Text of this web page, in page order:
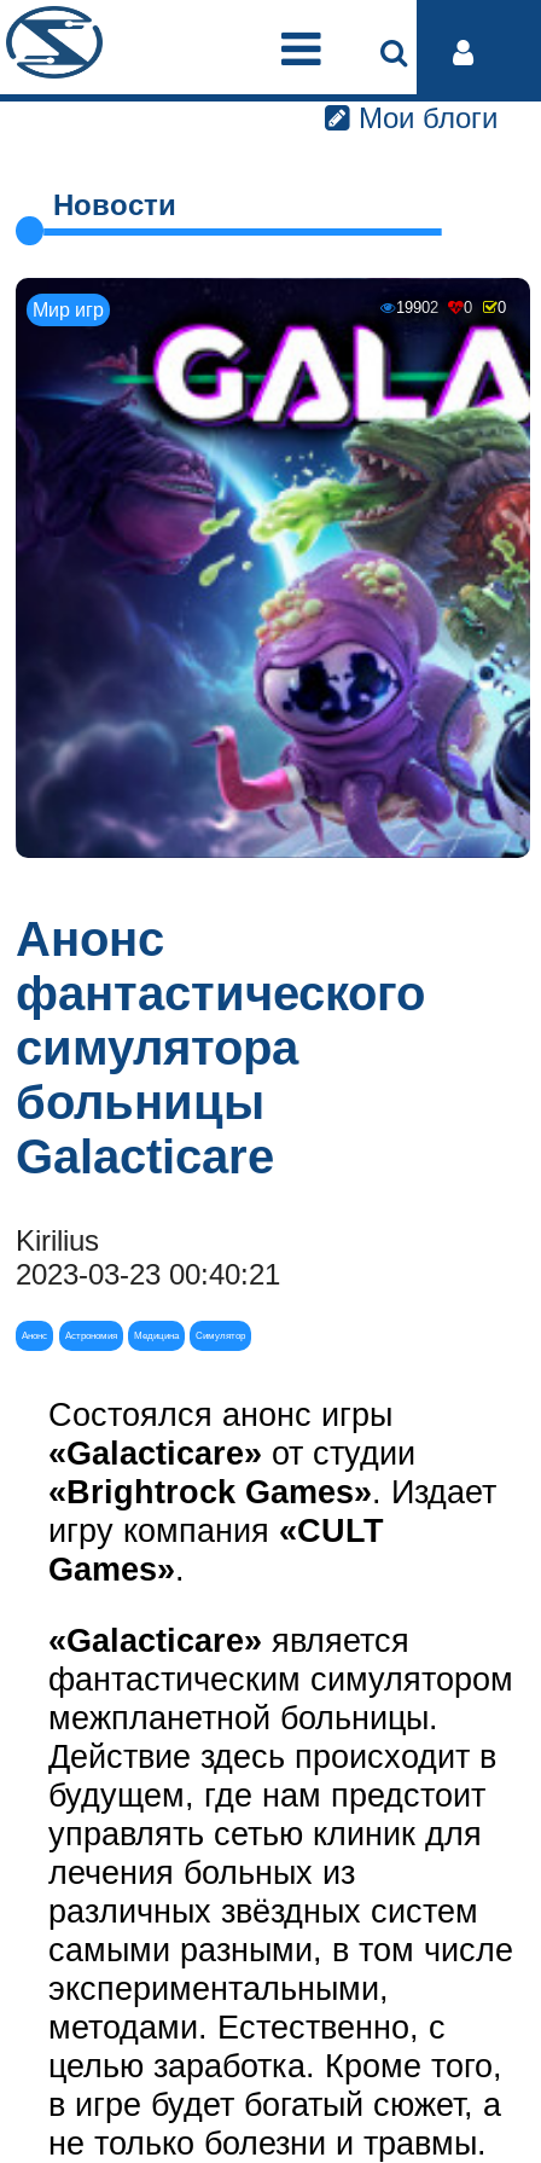
Мои блоги
Новости
Мир игр 19902 0 0
Анонс
фантастического
симулятора
больницы
Galacticare
Kirilius
2023-03-23 00:40:21
Анонс Астрономия Медицина Симулятор
Состоялся анонс игры
«Galacticare» от студии
«Brightrock Games». Издает
игру компания «CULT
Games».
«Galacticare» является
фантастическим симулятором
межпланетной больницы.
Действие здесь происходит в
будущем, где нам предстоит
управлять сетью клиник для
лечения больных из
различных звёздных систем
самыми разными, в том числе
экспериментальными,
методами. Естественно, с
целью заработка. Кроме того,
в игре будет богатый сюжет, а
не только болезни и травмы.